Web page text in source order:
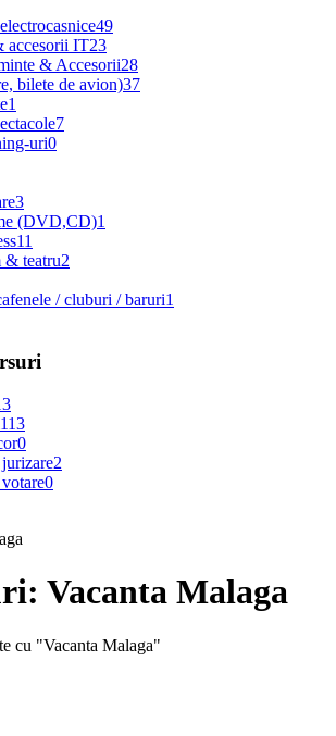
49
accesorii IT23
& Accesorii28
bilete de avion)37
1
7
uri0
3
(DVD,CD)1
11
teatru2
/ cluburi / baruri1
113
0
2
0
Vacanta Malaga
cu "Vacanta Malaga"